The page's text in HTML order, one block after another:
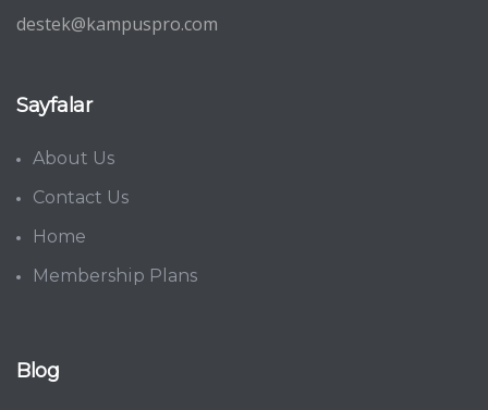
destek@kampuspro.com
Sayfalar
About Us
Contact Us
Home
Membership Plans
Blog